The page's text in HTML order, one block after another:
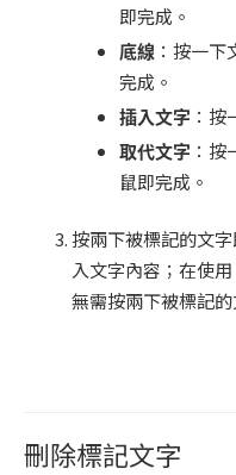
即完成。
底線 ：按一
完成。
插入文字 ：
取代文字 ：
鼠即完成。
按兩下被標記的文
入文字內容；在使
無需按兩下被標記
刪除標記文字